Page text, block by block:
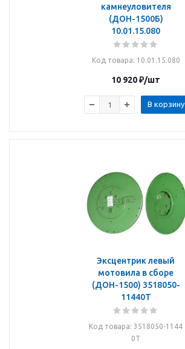
камнеуловителя
(ДОН-1500Б)
10.01.15.080
Код товара: 10.01.15.080
10 920₽/шт
В корзину
Эксцентрик левый
мотовила в сборе
(ДОН-1500) 3518050-
11440Т
Код товара: 3518050-1144
0Т